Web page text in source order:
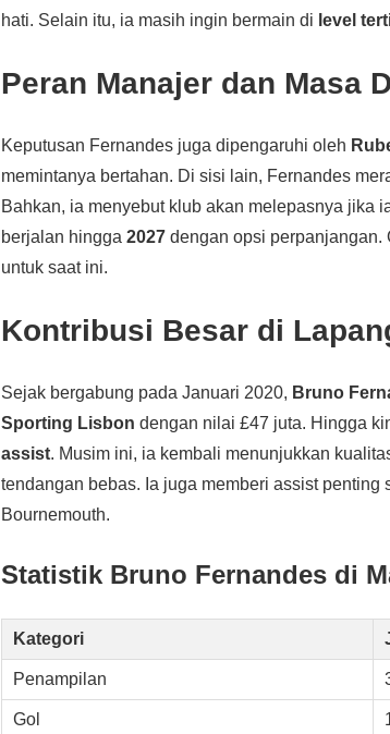
hati. Selain itu, ia masih ingin bermain di level
Peran Manajer dan Masa
Keputusan Fernandes juga dipengaruhi oleh
memintanya bertahan. Di sisi lain, Fernandes
Bahkan, ia menyebut klub akan melepasnya jika
berjalan hingga2027 dengan opsi perpanjangan.
untuk saat ini.
Kontribusi Besar di
Sejak bergabung pada Januari 2020, Bruno
Sporting Lisbon dengan nilai £47 juta. Hingga
assist. Musim ini, ia kembali menunjukkan
tendangan bebas. Ia juga memberi assist
Bournemouth.
Statistik Bruno Fernandes di
Kategori
Penampilan
Gol